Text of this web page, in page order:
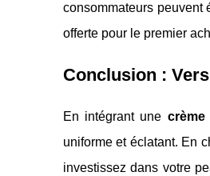
consommateurs peuvent
offerte pour le premier
Conclusion :
En intégrant une crème
uniforme et éclatant. En
investissez dans votre